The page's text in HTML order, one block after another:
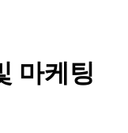
마케팅